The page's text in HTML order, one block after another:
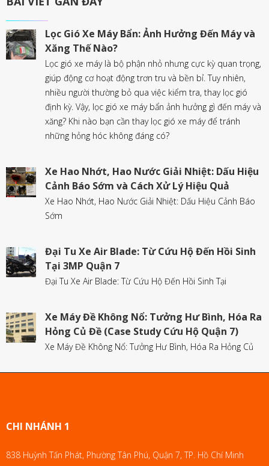
Lọc Gió Xe Máy Bẩn: Ảnh Hưởng Đến Máy và
Xăng Thế Nào?
Lọc gió xe máy là bộ phận nhỏ nhưng cực kỳ quan trọng,
giúp động cơ hoạt động trơn tru và bền bỉ. Tuy nhiên,
nhiều người thường bỏ qua việc kiểm tra, thay lọc gió
định kỳ. Vậy, lọc gió xe máy bẩn ảnh hưởng gì đến máy và
xăng? Khi nào bạn cần thay lọc gió xe máy để tránh
những hỏng hóc không đáng có?
Xe Hao Nhớt, Hao Nước Giải Nhiệt: Dấu Hiệu
Cảnh Báo Sớm và Cách Xử Lý Hiệu Quả
Xe Hao Nhớt, Hao Nước Giải Nhiệt: Dấu Hiệu Cảnh Báo
Sớm
Đại Tu Xe Air Blade: Từ Cứu Hộ Đến Hồi Sinh
Tại 3MP Quận 7
Đại Tu Xe Air Blade: Từ Cứu Hộ Đến Hồi Sinh Tại
Xe Máy Đề Không Nổ: Tưởng Hư Bình, Hóa Ra
Hỏng Củ Đề (Case Study Cứu Hộ Quận 7)
Xe Máy Đề Không Nổ: Tưởng Hư Bình, Hóa Ra Hỏng Củ
CHI NHÁNH 1
838 Huỳnh Tấn Phát, Phường Tân Phú, Quận 7, TP. Hồ Chí Minh